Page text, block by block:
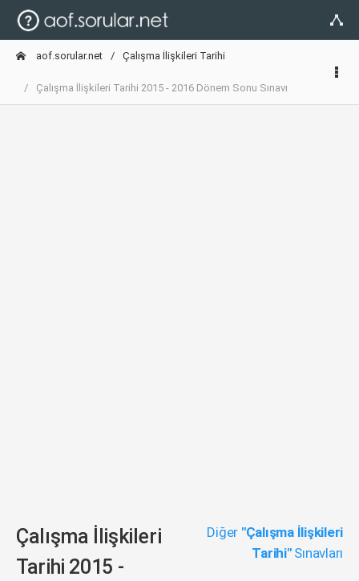
aof.sorular.net Çalışma İlişkileri Tarihi
Çalışma İlişkileri Tarihi 2015 - 2016 Dönem Sonu Sınavı
Çalışma İlişkileri
Tarihi 2015 -
Diğer "Çalışma İlişkileri
Tarihi"Sınavları